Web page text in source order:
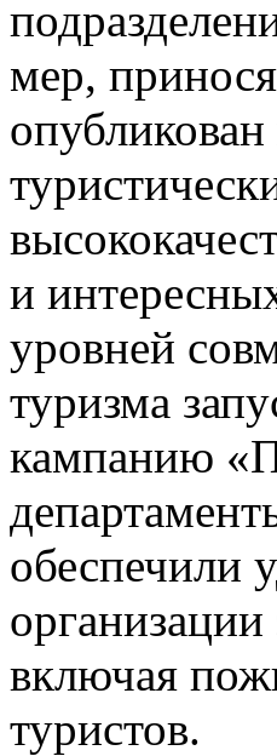
мер,
и
уровней
туризма
кампанию
обеспечили
включая
туристов.